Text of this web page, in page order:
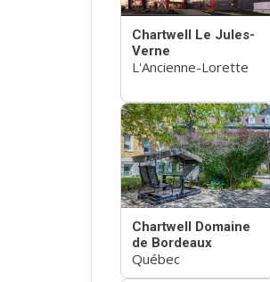
Chartwell Le Jules-
Verne
L'Ancienne-Lorette
Chartwell Domaine
de Bordeaux
Québec